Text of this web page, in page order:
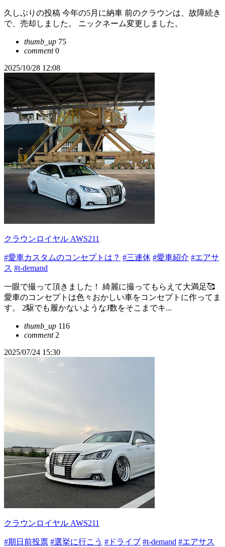
久しぶりの投稿 今年の5月に納車 前のクラウンは、故障続き
で、売却しました。 ニックネーム変更しました。
thumb_up 75
comment0
2025/10/28 12:08
クラウンロイヤル AWS211
#愛車カスタムのコンセプトは？ #三連休 #愛車紹介 #エアサ
ス #t-demand
一眼で撮って頂きました！ 綺麗に撮ってもらえて大満足🥰
愛車のコンセプトは色々おかしい車をコンセプトに作ってま
す。 2駆でも履かないようなJ数をそこまでキ...
thumb_up 116
comment2
2025/07/24 15:30
クラウンロイヤル AWS211
#期日前投票 #選挙に行こう #ドライブ #t-demand #エアサス